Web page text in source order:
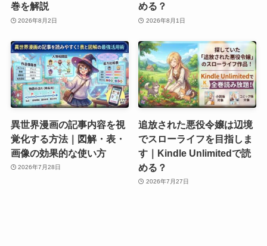
巻を解説
2026年8月2日
める？
2026年8月1日
異世界漫画の記事内容を視
覚化する方法｜図解・表・
画像の効果的な使い方
2026年7月28日
追放された悪役令嬢は辺境
でスローライフを目指しま
す｜Kindle Unlimitedで読
める？
2026年7月27日